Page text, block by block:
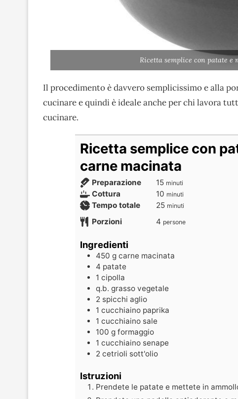
Ricetta semplice con patate
Il procedimento è davvero semplicissimo e alla
cucinare e quindi è ideale anche per chi lavora
cucinare.
Ricetta semplice con
carne macinata
Preparazione 15 minuti
Cottura 10 minuti
Tempo totale 25 minuti
Porzioni 4 persone
Ingredienti
450 g carne macinata
4 patate
1 cipolla
q.b. grasso vegetale
2 spicchi aglio
1 cucchiaino paprika
1 cucchiaino sale
100 g formaggio
1 cucchiaino senape
2 cetrioli sott'olio
Istruzioni
Prendete le patate e mettete in